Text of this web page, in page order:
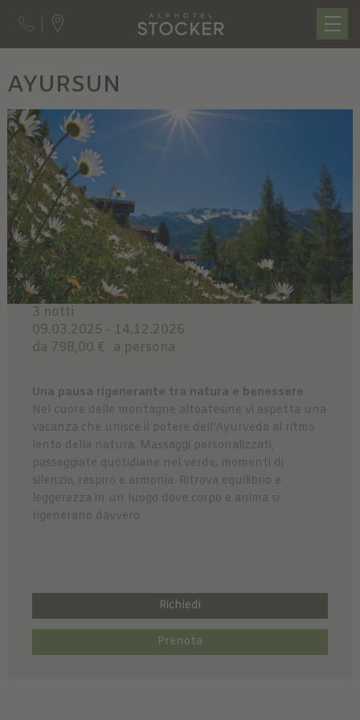
AYURSUN
3 notti
09.03.2025 - 14.12.2026
da 798,00 € a persona
Una pausa rigenerante tra natura e benessere
Nel cuore delle montagne altoatesine vi aspetta una
vacanza che unisce il potere dell’Ayurveda al ritmo
lento della natura. Massaggi personalizzati,
passeggiate quotidiane nel verde, momenti di
silenzio, respiro e armonia. Ritrova equilibrio e
leggerezza in un luogo dove corpo e anima si
rigenerano davvero.
Richiedi
Prenota